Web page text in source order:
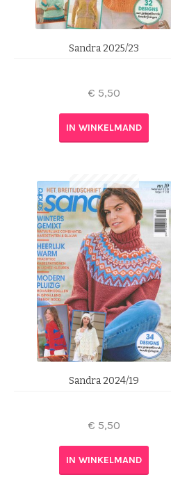
Sandra 2025/23
€ 5,50
IN WINKELMAND
Sandra 2024/19
€ 5,50
IN WINKELMAND